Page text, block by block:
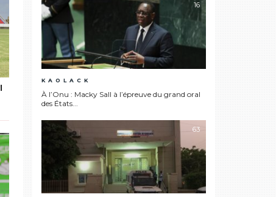
16
KAOLACK
À l’Onu : Macky Sall à l’épreuve du grand oral
des États...
63